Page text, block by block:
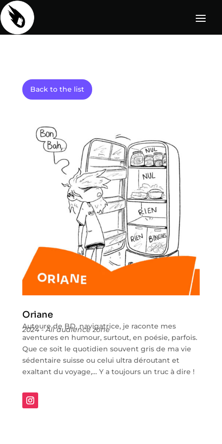
Back to the list
Oriane
2024 - All audience zone
Auteure de BD, navigatrice, je raconte mes
aventures en humour, surtout, en poésie, parfois.
Que ce soit le quotidien souvent gris de ma vie
sédentaire suisse ou celui ultra déroutant et
exaltant du voyage,… Y a toujours un truc à dire !